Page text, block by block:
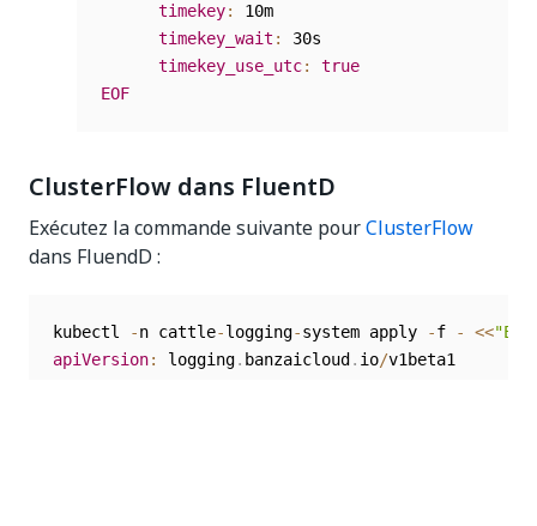
timekey:
10m
timekey_wait :
30s
timekey_use_utc:
true
EOF
ClusterFlow dans FluentD
Exécutez la commande suivante pourClusterFlow
dans FluendD :
kubectl -n cattle-logging-system apply -f - <<
apiVersion: logging. banzaicloud . io/